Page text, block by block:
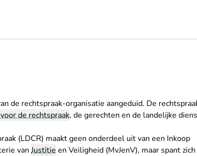
de rechtspraak-organisatie aangeduid. De
de rechtspraak, de gerechten en de landelijke
(LDCR) maakt geen onderdeel uit van een Inkoop
vanJustitie en Veiligheid (MvJenV), maar spant